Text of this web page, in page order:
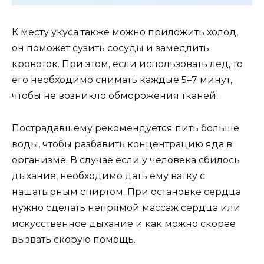
К месту укуса также можно приложить холод,
он поможет сузить сосуды и замедлить
кровоток. При этом, если использовать лед, то
его необходимо снимать каждые 5–7 минут,
чтобы не возникло обморожения тканей.
Пострадавшему рекомендуется пить больше
воды, чтобы разбавить концентрацию яда в
организме. В случае если у человека сбилось
дыхание, необходимо дать ему ватку с
нашатырным спиртом. При остановке сердца
нужно сделать непрямой массаж сердца или
искусственное дыхание и как можно скорее
вызвать скорую помощь.